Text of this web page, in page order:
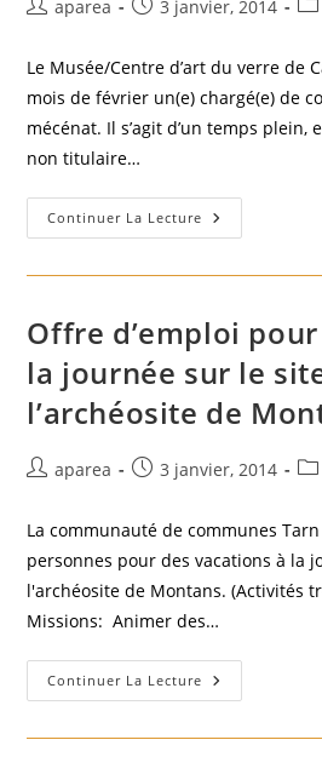
Auteur/autrice
la
publication :
aparea
Publication
3 janvier, 2014
Le Musée/Centre d’art du verre de
mois de février un(e) chargé(e) de
mécénat. Il s’agit d’un temps plein,
non titulaire…
Continuer La Lecture Poste
À
Verre
Février
2014
Offre d’emploi
la journée sur le
l’archéosite de
Auteur/autrice
la
publication :
aparea
Publication
3 janvier, 2014
La communauté de communes
personnes pour des vacations à la
l'archéosite de Montans. (Activités
Missions: Animer des…
Continuer La Lecture Offre
D’emploi